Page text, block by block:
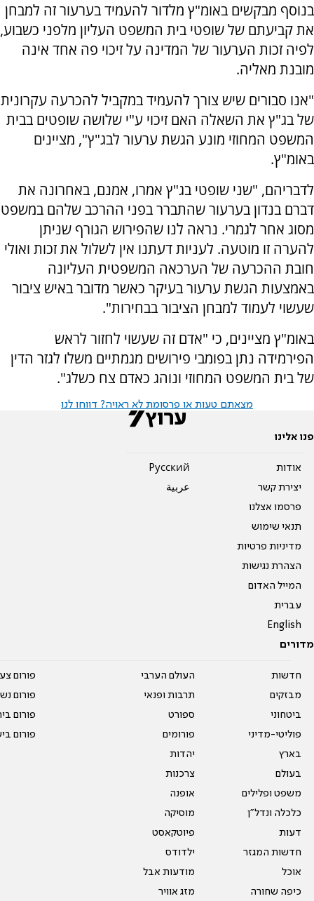
בנוסף מבקשים באומ"ץ מלדור להעמיד בערעור זה למבחן
את קביעתם של שופטי בית המשפט העליון מלפני כשבוע,
לפיה זכות הערעור של המדינה על זיכוי פה אחד אינה
מובנת מאליה.
"אנו סבורים שיש צורך להעמיד במקביל להכרעה עקרונית
של בג"ץ את השאלה האם זיכוי ע"י שלושה שופטים בבית
המשפט המחוזי מונע הגשת ערעור לבג"ץ", מציינים
באומ"ץ.
לדבריהם, "שני שופטי בג"ץ אמרו, אמנם, באחרונה את
דברם בנדון בערעור שהתברר בפני ההרכב שלהם במשפט
מסוג אחר לגמרי. נראה לנו שהפירוש הגורף שניתן
להערה זו מוטעה. לעניות דעתנו אין לשלול את זכות ואולי
חובת ההכרעה של הערכאה המשפטית העליונה
באמצעות הגשת ערעור בעיקר כאשר מדובר באיש ציבור
שעשוי לעמוד למבחן הציבור בבחירות".
באומ"ץ מציינים, כי "אדם זה שעשוי לחזור לראש
הפירמידה נתן בפומבי פירושים מגמתיים משלו לגזר הדין
של בית המשפט המחוזי ונוהג כאדם צח כשלג".
מצאתם טעות או פרסומת לא ראויה? דווחו לנו
פנו אלינו
אודות
יצירת קשר
פרסמו אצלנו
תנאי שימוש
מדיניות פרטיות
הצהרת נגישות
המייל האדום
עברית
English
Pусский
عربية
מדורים
חדשות
מבזקים
ביטחוני
פוליטי-מדיני
בארץ
בעולם
משפט ופלילים
כלכלה ונדל"ן
דעות
חדשות המגזר
אוכל
כיפה שחורה
העולם הערבי
תרבות ופנאי
ספורט
פורומים
יהדות
צרכנות
אופנה
מוסיקה
פיוטקאסט
ילדודס
מודעות אבל
מזג אוויר
פורום
פורום
פורום
פורום